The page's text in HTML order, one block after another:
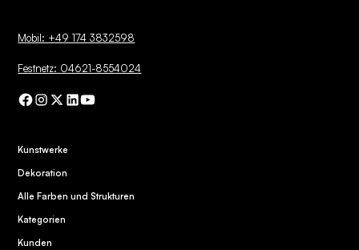
Mobil: +49 174 3832598
Festnetz: 04621-8554024
Kunstwerke
Dekoration
Alle Farben und Strukturen
Kategorien
Kunden